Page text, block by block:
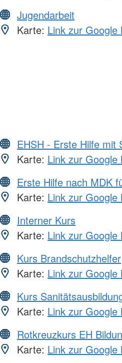
Jugendarbeit
Karte: Link zur Google
EHSH - Erste Hilfe mit
Karte: Link zur Google
Erste Hilfe nach MDK
Karte: Link zur Google
Interner Kurs
Karte: Link zur Google
Kurs Brandschutzhelfer
Karte: Link zur Google
Kurs
Karte: Link zur Google
Rotkreuzkurs EH
Karte: Link zur Google